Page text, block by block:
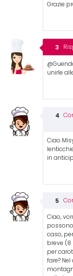
Grazie
unirle
Ciao
in
Ciao,
caso,
breve
per
fare?